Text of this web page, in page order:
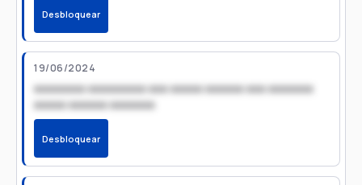
Desbloquear
19/06/2024
xxxxxxxx xxxxxxxxx xxx xxxxx xxxxxx xxx xxxxxxx
xxxxx xxxxxx xxxxxxx
Desbloquear